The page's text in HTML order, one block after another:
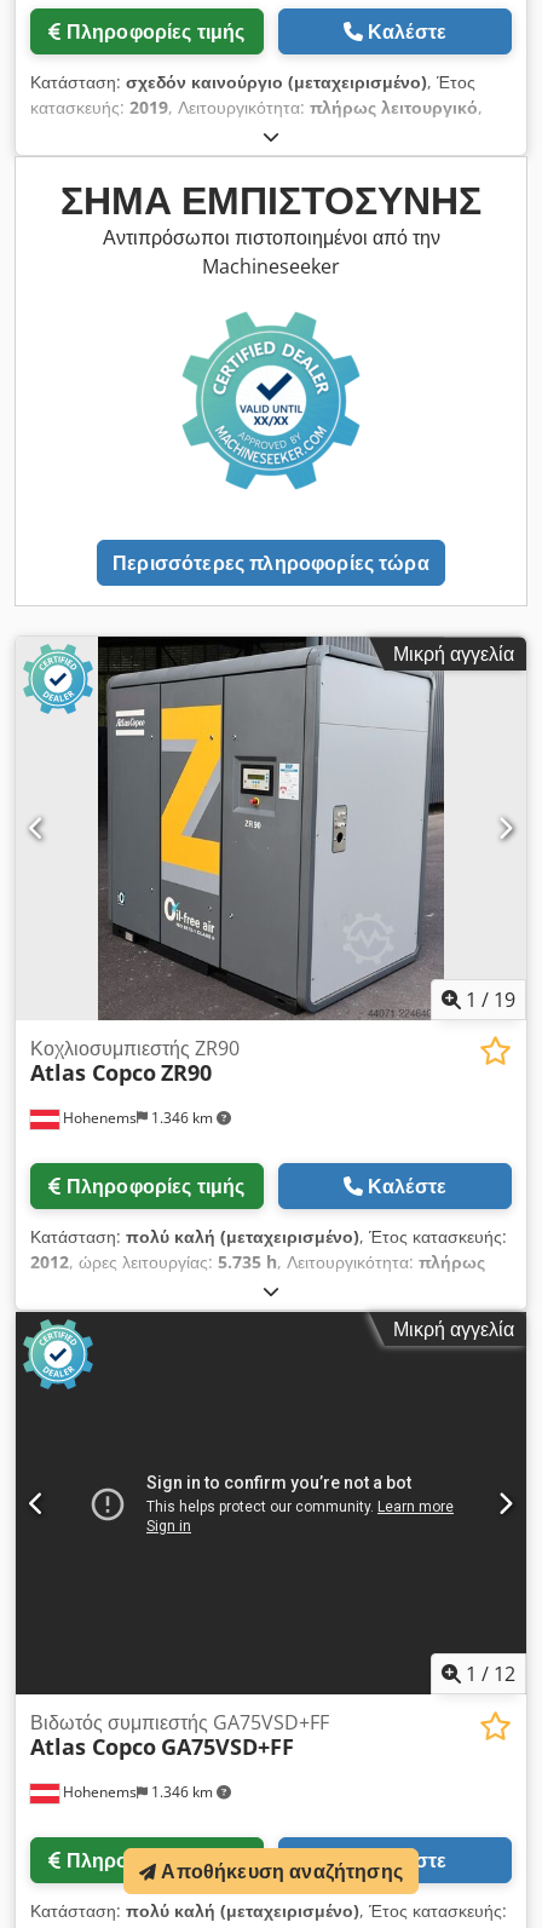
Πληροφορίες τιμής Καλέστε
Κατάσταση: σχεδόν καινούργιο (μεταχειρισμένο), Έτος
κατασκευής: 2019, Λειτουργικότητα: πλήρως λειτουργικό,
Μεταχειρισμένος ψυκτικός ξηραντήρας Atlas Copco FX6 2,34
m3/λεπτό 14 bar Έτος κατασκευής: 2019 Chjdpfjzrtbiex
AcwjaΣΉΜΑ ΕΜΠΙΣΤΟΣΎΝΗΣ
Αντιπρόσωποι πιστοποιημένοι από την
Machineseeker
Περισσότερες πληροφορίες τώρα
Μικρή αγγελία
1 / 19
Hohenems 1.346 km
Κοχλιοσυμπιεστής ZR90
Atlas CopcoZR90
Πληροφορίες τιμής Καλέστε
Κατάσταση: πολύ καλή (μεταχειρισμένο), Έτος κατασκευής:
2012, ώρες λειτουργίας: 5.735 h, Λειτουργικότητα: πλήρως
, Συμπιεστής βιδωτός, χωρίς χρήση λαδιού, της
Atlas Copco, μοντέλο ZR90. Ισχύς: 90 kW Πίεση: 7,50 bar
Παραγωγή: 14 m3/min Έτος κατασκευής: 2012
Chjdozqvvajpfx Acwja Ώρες λειτουργίας: 5735
Μικρή αγγελία
1 / 12
Hohenems 1.346 km
Βιδωτός συμπιεστής GA75VSD+FF
Atlas Copco GA75VSD+FF
Πληροφορίες τιμής Καλέστε
Κατάσταση: πολύ καλή (μεταχειρισμένο), Έτος κατασκευής:
Αποθήκευση αναζήτησης